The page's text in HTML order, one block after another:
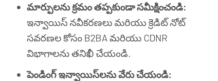
మార్పులను క్రమం తప్పకుండా సమీక్షించండి:
ఇన్వాయిస్ నవీకరణలు మరియు క్రెడిట్ నోట్
సవరణల కోసం B2BA మరియు CDNR
విభాగాలను తనిఖీ చేయండి.
పెండింగ్ ఇన్వాయిస్‌లను వేరు చేయండి: